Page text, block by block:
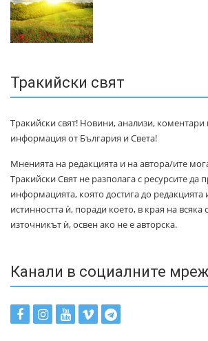
Тракийски свят
Тракийски свят! Новини, анализи, коментари
информация от България и Света!
Мненията на редакцията и на автора/ите
Тракийски Свят не разполага с ресурсите да
информацията, която достига до редакцията
истинността ѝ, поради което, в края на всяка
източникът ѝ, освен ако не е авторска.
Канали в социалните